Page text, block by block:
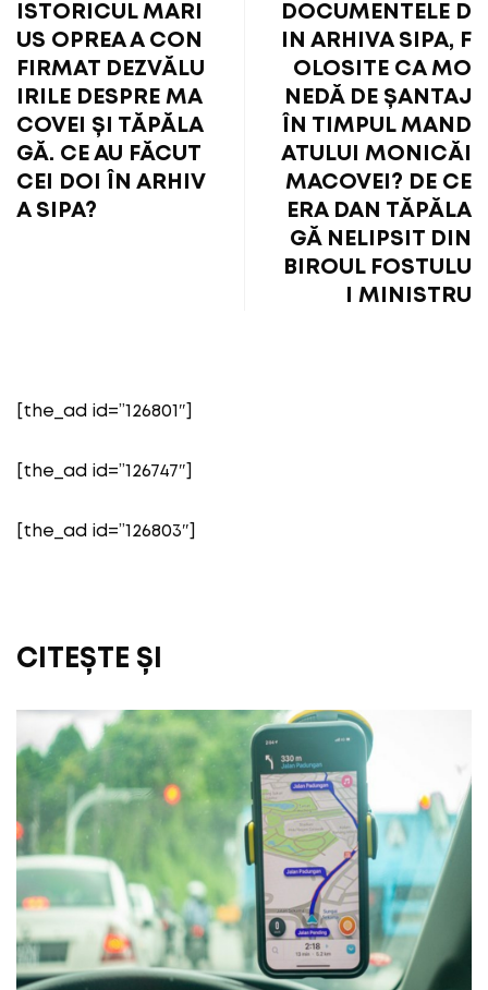
ISTORICUL MARI
US OPREA A CON
FIRMAT DEZVĂLU
IRILE DESPRE MA
COVEI ȘI TĂPĂLA
GĂ. CE AU FĂCUT
CEI DOI ÎN ARHIV
A SIPA?
DOCUMENTELE D
IN ARHIVA SIPA, F
OLOSITE CA MO
NEDĂ DE ȘANTAJ
ÎN TIMPUL MAND
ATULUI MONICĂI
MACOVEI? DE CE
ERA DAN TĂPĂLA
GĂ NELIPSIT DIN
BIROUL FOSTULU
I MINISTRU
[the_ad id=”126801″]
[the_ad id=”126747″]
[the_ad id=”126803″]
CITEȘTE ȘI